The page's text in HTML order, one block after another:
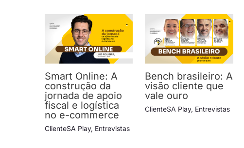
Smart Online: A
construção da
jornada de apoio
fiscal e logística
no e-commerce
ClienteSA Play, Entrevistas
Bench brasileiro: A
visão cliente que
vale ouro
ClienteSA Play, Entrevistas